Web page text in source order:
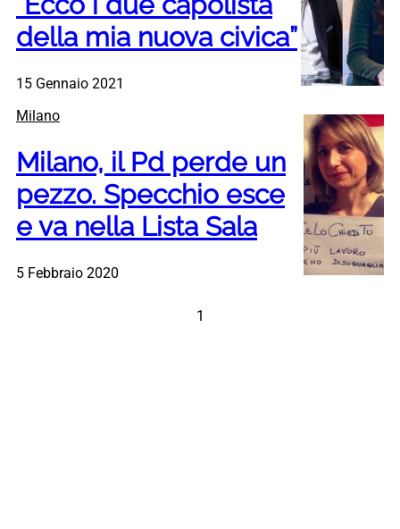
della mia nuova civica”
15 Gennaio 2021
Milano
Milano, il Pd perde un
pezzo. Specchio esce
e va nella Lista Sala
5 Febbraio 2020
1